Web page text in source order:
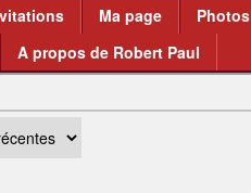
Ma page Photos
A propos de Robert Paul